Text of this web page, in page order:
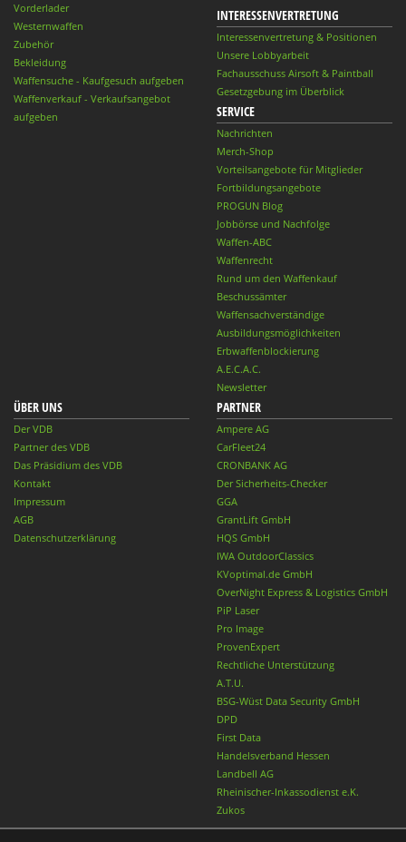
Vorderlader
Westernwaffen
Zubehör
Bekleidung
Waffensuche - Kaufgesuch aufgeben
Waffenverkauf - Verkaufsangebot
aufgeben
INTERESSENVERTRETUNG
Interessenvertretung & Positionen
Unsere Lobbyarbeit
Fachausschuss Airsoft & Paintball
Gesetzgebung im Überblick
SERVICE
Nachrichten
Merch-Shop
Vorteilsangebote für Mitglieder
Fortbildungsangebote
PROGUN Blog
Jobbörse und Nachfolge
Waffen-ABC
Waffenrecht
Rund um den Waffenkauf
Beschussämter
Waffensachverständige
Ausbildungsmöglichkeiten
Erbwaffenblockierung
A.E.C.A.C.
Newsletter
ÜBER UNS
Der VDB
Partner des VDB
Das Präsidium des VDB
Kontakt
Impressum
AGB
Datenschutzerklärung
PARTNER
Ampere AG
CarFleet24
CRONBANK AG
Der Sicherheits-Checker
GGA
GrantLift GmbH
HQS GmbH
IWA OutdoorClassics
KVoptimal.de GmbH
OverNight Express & Logistics GmbH
PiP Laser
Pro Image
ProvenExpert
Rechtliche Unterstützung
A.T.U.
BSG-Wüst Data Security GmbH
DPD
First Data
Handelsverband Hessen
Landbell AG
Rheinischer-Inkassodienst e.K.
Zukos